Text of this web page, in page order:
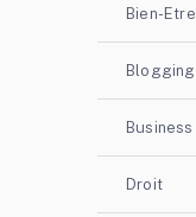
Bien-Etre
Blogging
Business
Droit